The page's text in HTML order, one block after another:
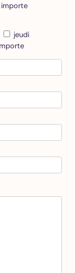
importe
jeudi